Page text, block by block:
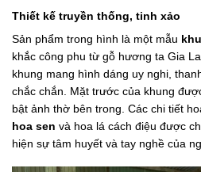
Thiết kế truyền thống, tinh xảo
Sản phẩm trong hình là một mẫu
khắc công phu từ gỗ hương ta Gia
khung mang hình dáng uy nghi,
chắc chắn. Mặt trước của khung
bật ảnh thờ bên trong. Các chi tiết
hoa sen và hoa lá cách điệu được
hiện sự tâm huyết và tay nghề của